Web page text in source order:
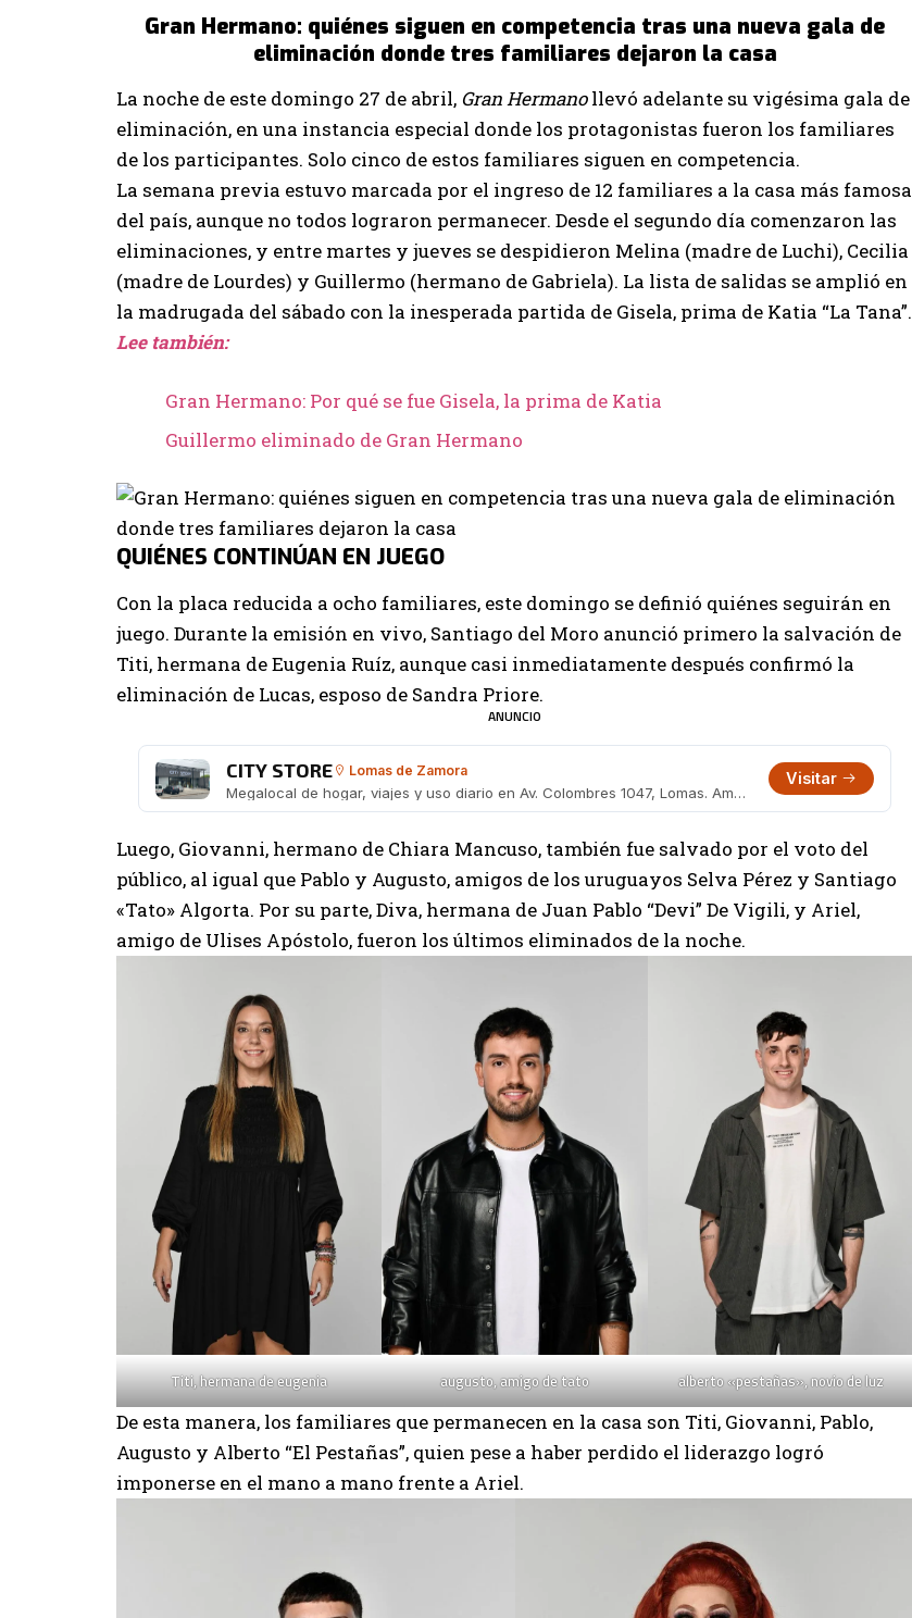
Gran Hermano: quiénes siguen en competencia tras una nueva gala de
eliminación donde tres familiares dejaron la casa
La noche de este domingo 27 de abril, Gran Hermanollevó adelante su vigésima gala de
eliminación, en una instancia especial donde los protagonistas fueron los familiares
de los participantes. Solo cinco de estos familiares siguen en competencia.
La semana previa estuvo marcada por el ingreso de 12 familiares a la casa más famosa
del país, aunque no todos lograron permanecer. Desde el segundo día comenzaron las
eliminaciones, y entre martes y jueves se despidieron Melina (madre de Luchi), Cecilia
(madre de Lourdes) y Guillermo (hermano de Gabriela). La lista de salidas se amplió en
la madrugada del sábado con la inesperada partida de Gisela, prima de Katia “La Tana”.
Lee también:
Gran Hermano: Por qué se fue Gisela, la prima de Katia
Guillermo eliminado de Gran Hermano
QUIÉNES CONTINÚAN EN JUEGO
Con la placa reducida a ocho familiares, este domingo se definió quiénes seguirán en
juego. Durante la emisión en vivo, Santiago del Moro anunció primero la salvación de
Titi, hermana de Eugenia Ruíz, aunque casi inmediatamente después confirmó la
eliminación de Lucas, esposo de Sandra Priore.
ANUNCIO
CITY STORE Lomas de Zamora
Megalocal de hogar, viajes y uso diario en Av. Colombres 1047, Lomas. Amplio surtido e importación directa.
Visitar
Luego, Giovanni, hermano de Chiara Mancuso, también fue salvado por el voto del
público, al igual que Pablo y Augusto, amigos de los uruguayos Selva Pérez y Santiago
«Tato» Algorta. Por su parte, Diva, hermana de Juan Pablo “Devi” De Vigili, y Ariel,
amigo de Ulises Apóstolo, fueron los últimos eliminados de la noche.
Titi, hermana de eugenia augusto, amigo de tato alberto «pestañas», novio de luz
De esta manera, los familiares que permanecen en la casa son Titi, Giovanni, Pablo,
Augusto y Alberto “El Pestañas”, quien pese a haber perdido el liderazgo logró
imponerse en el mano a mano frente a Ariel.